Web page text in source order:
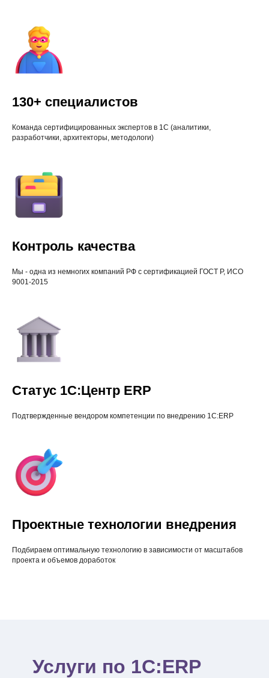
130+ специалистов
Команда сертифицированных экспертов в 1С (аналитики,
разработчики, архитекторы, методологи)
Контроль качества
Мы - одна из немногих компаний РФ с сертификацией ГОСТ Р, ИСО
9001-2015
Статус 1С:Центр ERP
Подтвержденные вендором компетенции по внедрению 1С:ERP
Проектные технологии внедрения
Подбираем оптимальную технологию в зависимости от масштабов
проекта и объемов доработок
Услуги по 1С:ERP